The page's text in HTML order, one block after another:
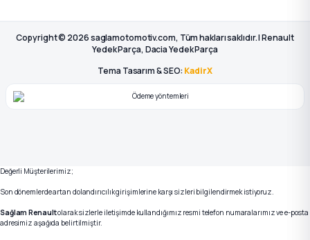
Copyright © 2026 saglamotomotiv.com, Tüm hakları saklıdır. | Renault
Yedek Parça, Dacia Yedek Parça
Tema Tasarım & SEO: KadirX
Değerli Müşterilerimiz;
Son dönemlerde artan dolandırıcılık girişimlerine karşı sizleri bilgilendirmek istiyoruz.
Sağlam Renaultolarak sizlerle iletişimde kullandığımız resmi telefon numaralarımız ve e-posta
adresimiz aşağıda belirtilmiştir.